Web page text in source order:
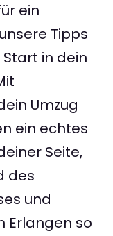
ein
Tipps
in dein
Umzug
ein echtes
Seite,
des
und
Erlangen so